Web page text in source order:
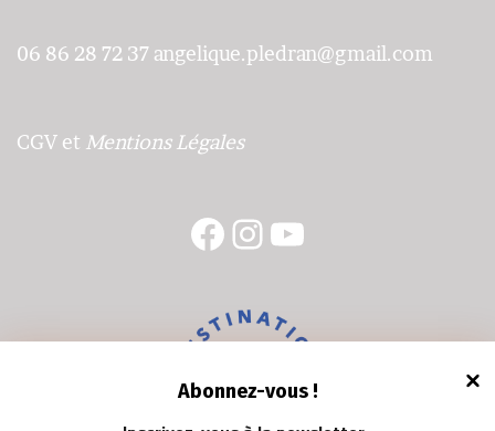
Abonnez-vous !
06 86 28 72 37 angelique.pledran@gmail.com
CGV et Mentions Légales
Facebook
Instagram
YouTube